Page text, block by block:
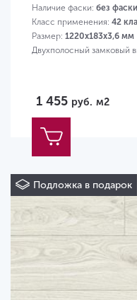
Наличие фаски: без фаски
Класс применения: 42
Размер: 1220х183х3,6 мм
Двухполосный замковый
1 455 руб. м2
Подложка в подарок